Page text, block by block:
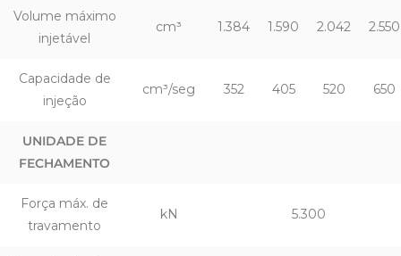
Volume máximo
injetável
cm³ 1.384 1.590 2.042 2.550
Capacidade de
injeção
cm³/seg 352 405 520 650
UNIDADE DE
FECHAMENTO
Força máx. de
travamento
kN 5.300